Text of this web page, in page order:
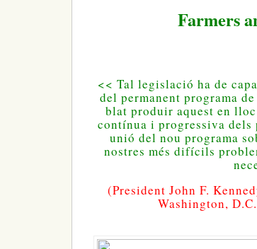
Farmers
<< Tal legislació ha de
del permanent programa
blat produir aquest en lloc
contínua i progressiva dels
unió del nou programa
nostres més difícils
(President John F.
Washington, D.C.